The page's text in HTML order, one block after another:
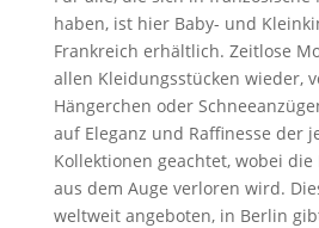
haben, ist hier Baby- und
Frankreich erhältlich. Zeitlose
allen Kleidungsstücken wieder,
Hängerchen oder
auf Eleganz und Raffinesse der
Kollektionen geachtet, wobei
aus dem Auge verloren wird.
weltweit angeboten, in Berlin